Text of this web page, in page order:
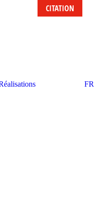
CITATION
FR
Partager cette offre d’emploi